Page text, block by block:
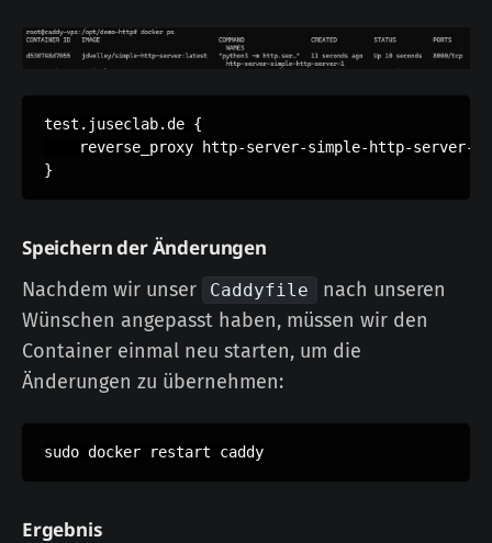
test.juseclab.de {
reverse_proxy http-server-simple-http-server-
Speichern der Änderungen
Nachdem wir unser Caddyfile
nach unseren
Wünschen angepasst haben, müssen wir den
Container einmal neu starten, um die
Änderungen zu übernehmen:
Ergebnis